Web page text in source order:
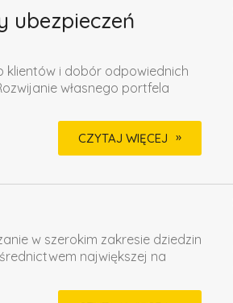
ubezpieczeń
klientów i dobór odpowiednich
własnego portfela
CZYTAJ WIĘCEJ
w szerokim zakresie dziedzin
największej na